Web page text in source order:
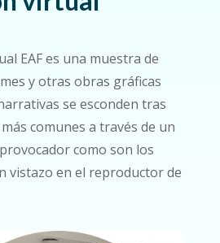
EAF es una muestra de
y otras obras gráficas
se esconden tras
comunes a través de un
como son los
vistazo en el reproductor de